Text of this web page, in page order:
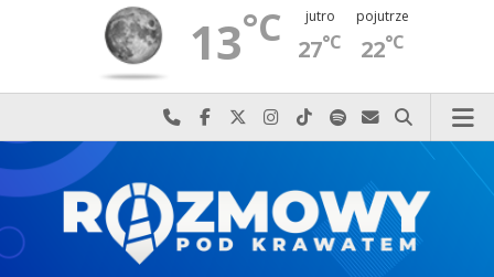
13°C jutro
27°C
pojutrze
22°C
Najlepiej po prostu do nas zadzwoń
Odwiedź nas na Facebook-u
Odwiedź nas na X
Odwiedź nas na Instagram-ie
Odwiedź nas na TikTok-u
Szukaj nas na Spotify
Wyślij do nas
Szukaj